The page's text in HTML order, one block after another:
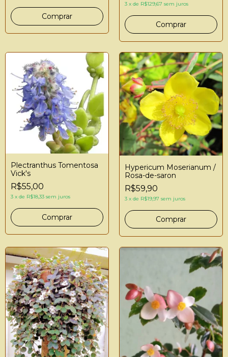
3 x de R$129,67 sem juros
Plectranthus Tomentosa
Vick's
R$55,00
3 x de R$18,33 sem juros
Hypericum Moserianum /
Rosa-de-saron
R$59,90
3 x de R$19,97 sem juros